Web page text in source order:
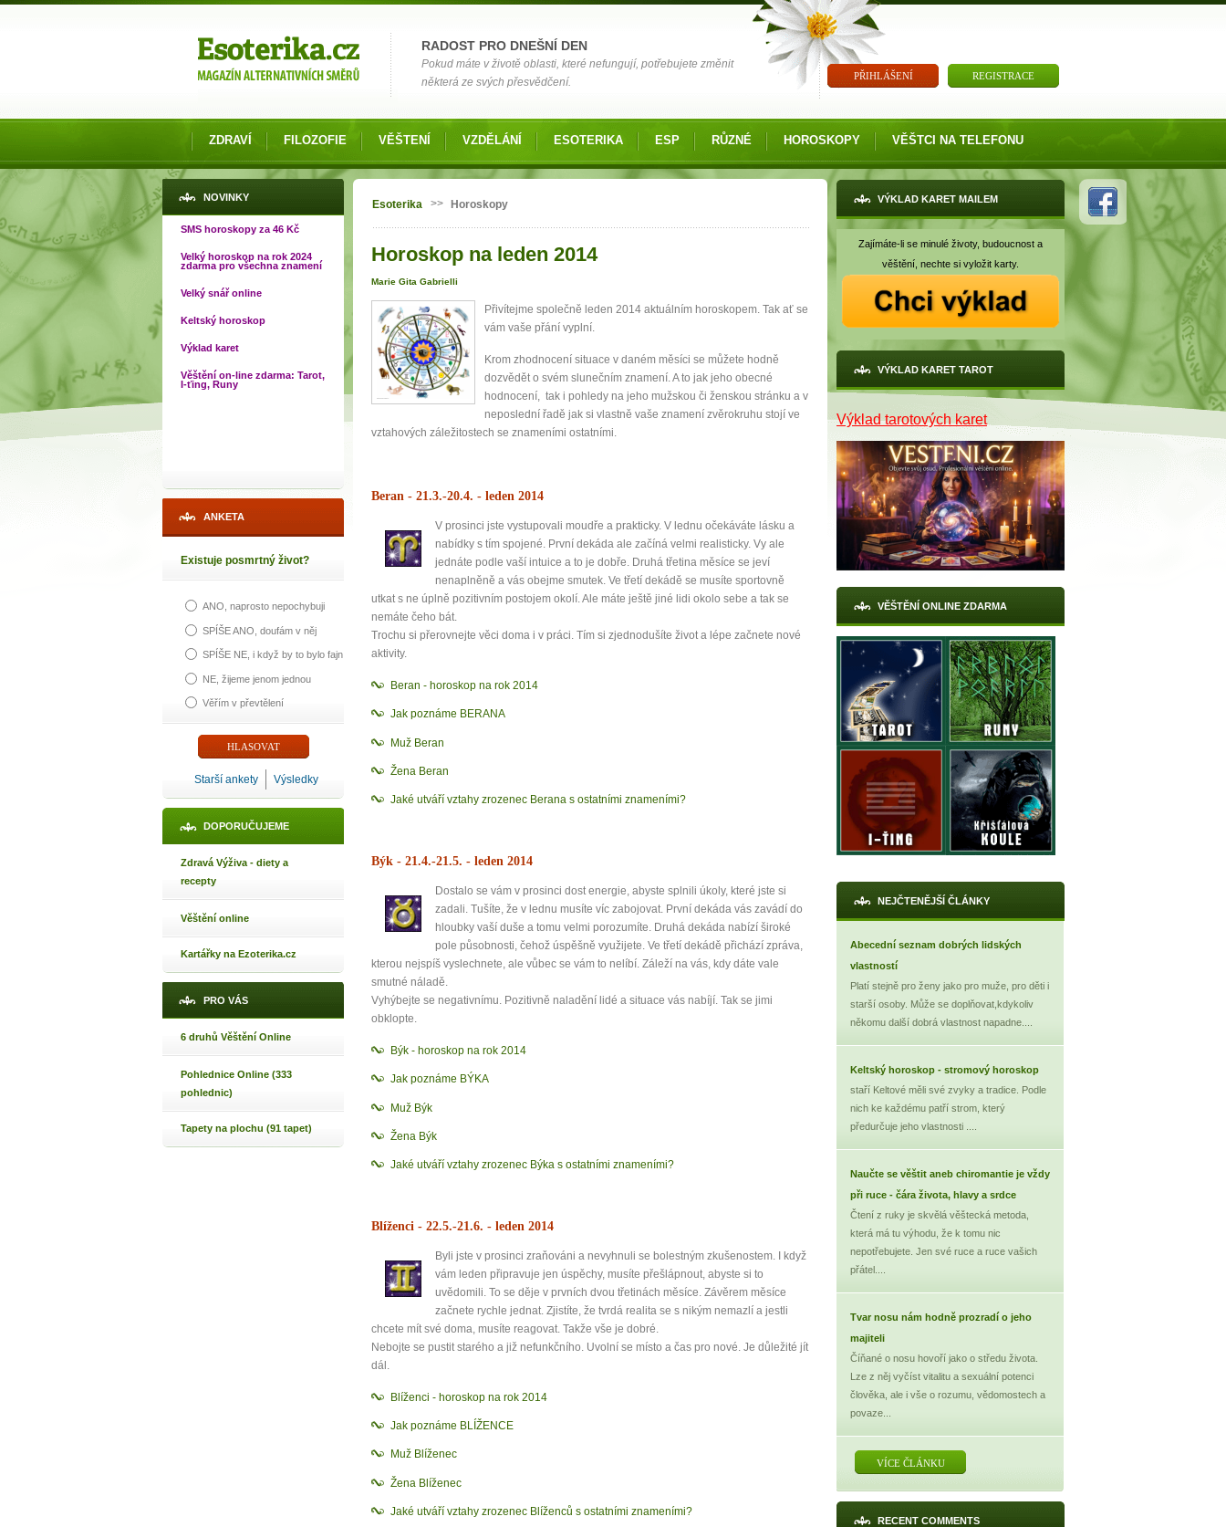
10 tipů pro zdravý a
plnohodnotný život
... všechny tipy zdarma.
Jak mít více energie každý den
Jak vnést do života rovnováhu
Jak být šťastnější
X
RADOST PRO DNEŠNÍ DEN
Pokud máte v životě oblasti, které nefungují, potřebujete změnit
některá ze svých přesvědčení.
PŘIHLÁŠENÍ REGISTRACE
ZDRAVÍ FILOZOFIE VĚŠTENÍ VZDĚLÁNÍ ESOTERIKA ESP RŮZNÉ HOROSKOPY VĚŠTCI NA TELEFONU
NOVINKY
SMS horoskopy za 46 Kč
Velký horoskop na rok 2024
zdarma pro všechna znamení
Velký snář online
Keltský horoskop
Výklad karet
Věštění on-line zdarma: Tarot,
I-ťing, Runy
ANKETA
Existuje posmrtný život?
ANO, naprosto nepochybuji
SPÍŠE ANO, doufám v něj
SPÍŠE NE, i když by to bylo fajn
NE, žijeme jenom jednou
Věřím v převtělení
Starší ankety Výsledky
DOPORUČUJEME
Zdravá Výživa - diety a
recepty
Věštění online
Kartářky na Ezoterika.cz
PRO VÁS
6 druhů Věštění Online
Pohlednice Online (333
pohlednic)
Tapety na plochu (91 tapet)
Jste zde
Esoterika >> Horoskopy
Horoskop na leden 2014
Marie Gita Gabrielli
Přivítejme společně leden 2014 aktuálním horoskopem. Tak ať se
vám vaše přání vyplní.
Krom zhodnocení situace v daném měsíci se můžete hodně
dozvědět o svém slunečním znamení. A to jak jeho obecné
hodnocení, tak i pohledy na jeho mužskou či ženskou stránku a v
neposlední řadě jak si vlastně vaše znamení zvěrokruhu stojí ve
vztahových záležitostech se znameními ostatními.
Beran - 21.3.-20.4. - leden 2014
V prosinci jste vystupovali moudře a prakticky. V lednu očekáváte lásku a
nabídky s tím spojené. První dekáda ale začíná velmi realisticky. Vy ale
jednáte podle vaší intuice a to je dobře. Druhá třetina měsíce se jeví
nenaplněně a vás obejme smutek. Ve třetí dekádě se musíte sportovně
utkat s ne úplně pozitivním postojem okolí. Ale máte ještě jiné lidi okolo sebe a tak se
nemáte čeho bát.
Trochu si přerovnejte věci doma i v práci. Tím si zjednodušíte život a lépe začnete nové
aktivity.
Beran - horoskop na rok 2014
Jak poznáme BERANA
Muž Beran
Žena Beran
Jaké utváří vztahy zrozenec Berana s ostatními znameními?
Býk - 21.4.-21.5. - leden 2014
Dostalo se vám v prosinci dost energie, abyste splnili úkoly, které jste si
zadali. Tušíte, že v lednu musíte víc zabojovat. První dekáda vás zavádí do
hloubky vaší duše a tomu velmi porozumíte. Druhá dekáda nabízí široké
pole působnosti, čehož úspěšně využijete. Ve třetí dekádě přichází zpráva,
kterou nejspíš vyslechnete, ale vůbec se vám to nelíbí. Záleží na vás, kdy dáte vale
smutné náladě.
Vyhýbejte se negativnímu. Pozitivně naladění lidé a situace vás nabíjí. Tak se jimi
obklopte.
Býk - horoskop na rok 2014
Jak poznáme BÝKA
Muž Býk
Žena Býk
Jaké utváří vztahy zrozenec Býka s ostatními znameními?
Blíženci - 22.5.-21.6. - leden 2014
Byli jste v prosinci zraňováni a nevyhnuli se bolestným zkušenostem. I když
vám leden připravuje jen úspěchy, musíte přešlápnout, abyste si to
uvědomili. To se děje v prvních dvou třetinách měsíce. Závěrem měsíce
začnete rychle jednat. Zjistíte, že tvrdá realita se s nikým nemazlí a jestli
chcete mít své doma, musíte reagovat. Takže vše je dobré.
Nebojte se pustit starého a již nefunkčního. Uvolní se místo a čas pro nové. Je důležité jít
dál.
Blíženci - horoskop na rok 2014
Jak poznáme BLÍŽENCE
Muž Blíženec
Žena Blíženec
Jaké utváří vztahy zrozenec Blíženců s ostatními znameními?
VÝKLAD KARET MAILEM
Zajímáte-li se minulé životy, budoucnost a
věštění, nechte si vyložit karty.
VÝKLAD KARET TAROT
Výklad tarotových karet
VĚŠTĚNÍ ONLINE ZDARMA
NEJČTENĚJŠÍ ČLÁNKY
Abecední seznam dobrých lidských
vlastností
Platí stejně pro ženy jako pro muže, pro děti i
starší osoby. Může se doplňovat,kdykoliv
někomu další dobrá vlastnost napadne....
Keltský horoskop - stromový horoskop
staří Keltové měli své zvyky a tradice. Podle
nich ke každému patří strom, který
předurčuje jeho vlastnosti ....
Naučte se věštit aneb chiromantie je vždy
při ruce - čára života, hlavy a srdce
Čtení z ruky je skvělá věštecká metoda,
která má tu výhodu, že k tomu nic
nepotřebujete. Jen své ruce a ruce vašich
přátel....
Tvar nosu nám hodně prozradí o jeho
majiteli
Číňané o nosu hovoří jako o středu života.
Lze z něj vyčíst vitalitu a sexuální potenci
člověka, ale i vše o rozumu, vědomostech a
povaze...
VÍCE ČLÁNKU
RECENT COMMENTS